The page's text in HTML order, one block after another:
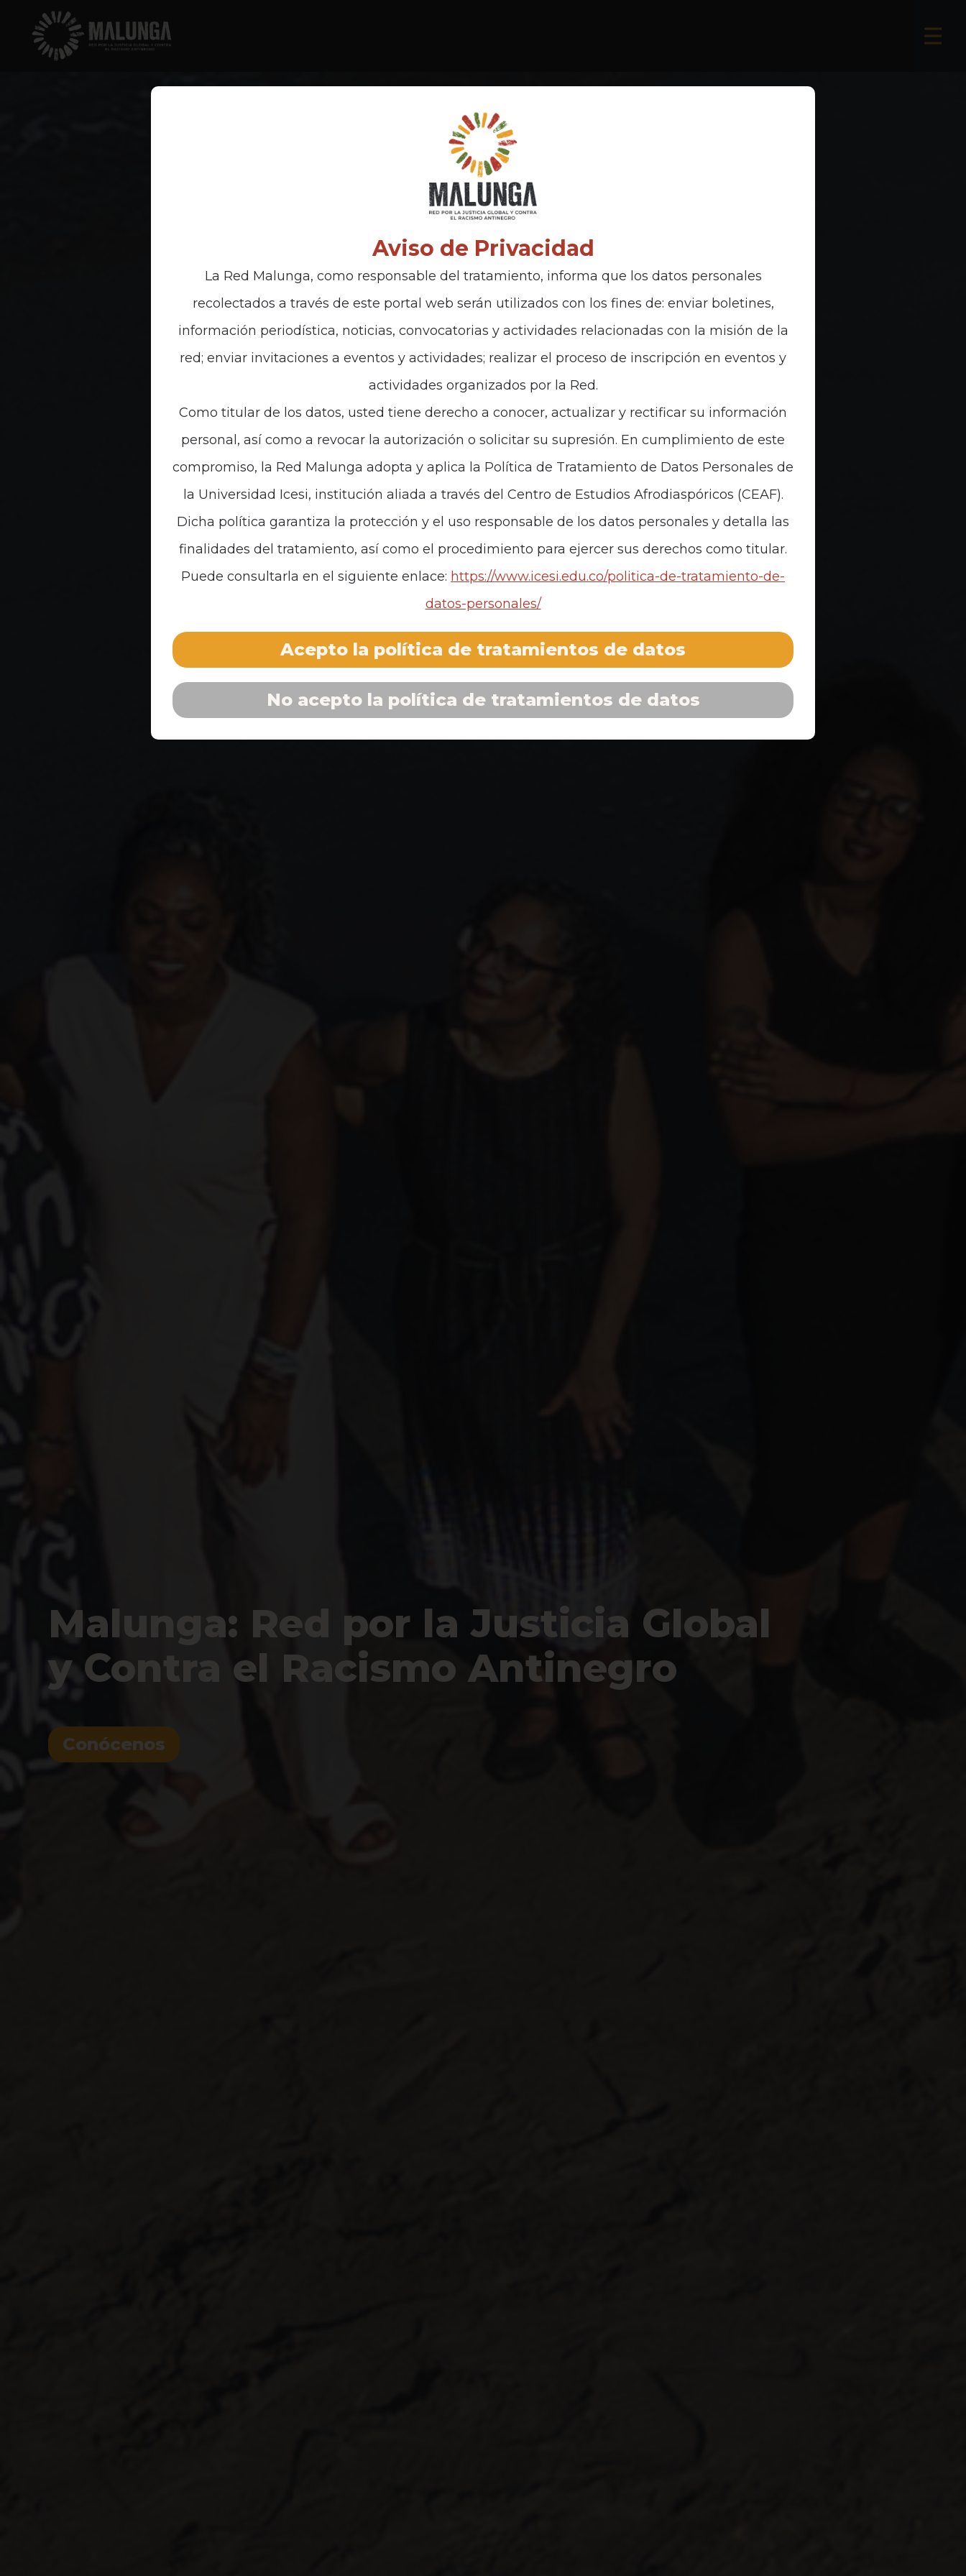
Malunga: Red por la Justicia Global
y Contra el Racismo Antinegro
Conócenos
Aviso de Privacidad
La Red Malunga, como responsable del tratamiento, informa que los datos personales
recolectados a través de este portal web serán utilizados con los fines de: enviar boletines,
información periodística, noticias, convocatorias y actividades relacionadas con la misión de la
red; enviar invitaciones a eventos y actividades; realizar el proceso de inscripción en eventos y
actividades organizados por la Red.
Como titular de los datos, usted tiene derecho a conocer, actualizar y rectificar su información
personal, así como a revocar la autorización o solicitar su supresión. En cumplimiento de este
compromiso, la Red Malunga adopta y aplica la Política de Tratamiento de Datos Personales de
la Universidad Icesi, institución aliada a través del Centro de Estudios Afrodiaspóricos (CEAF).
Dicha política garantiza la protección y el uso responsable de los datos personales y detalla las
finalidades del tratamiento, así como el procedimiento para ejercer sus derechos como titular.
Puede consultarla en el siguiente enlace: https://www.icesi.edu.co/politica-de-tratamiento-de-
datos-personales/
Acepto la política de tratamientos de datos
No acepto la política de tratamientos de datos